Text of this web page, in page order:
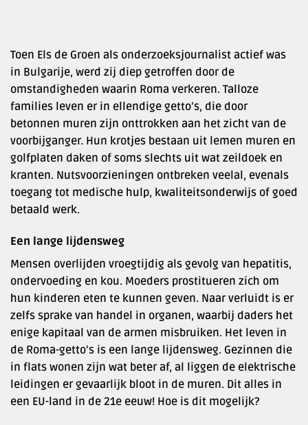
Toen Els de Groen als onderzoeksjournalist actief was
in Bulgarije, werd zij diep getroffen door de
omstandigheden waarin Roma verkeren. Talloze
families leven er in ellendige getto’s, die door
betonnen muren zijn onttrokken aan het zicht van de
voorbijganger. Hun krotjes bestaan uit lemen muren en
golfplaten daken of soms slechts uit wat zeildoek en
kranten. Nutsvoorzieningen ontbreken veelal, evenals
toegang tot medische hulp, kwaliteitsonderwijs of goed
betaald werk.
Een lange lijdensweg
Mensen overlijden vroegtijdig als gevolg van hepatitis,
ondervoeding en kou. Moeders prostitueren zich om
hun kinderen eten te kunnen geven. Naar verluidt is er
zelfs sprake van handel in organen, waarbij daders het
enige kapitaal van de armen misbruiken. Het leven in
de Roma-getto’s is een lange lijdensweg. Gezinnen die
in flats wonen zijn wat beter af, al liggen de elektrische
leidingen er gevaarlijk bloot in de muren. Dit alles in
een EU-land in de 21e eeuw! Hoe is dit mogelijk?